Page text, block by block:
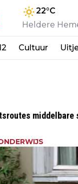
22°C
Heldere
Cultuur
middelbare